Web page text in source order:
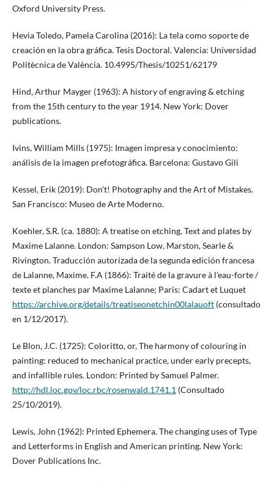
Oxford University Press.
Hevia Toledo, Pamela Carolina (2016): La tela como soporte de
creación en la obra gráfica. Tesis Doctoral. Valencia: Universidad
Politècnica de València. 10.4995/Thesis/10251/62179
Hind, Arthur Mayger (1963): A history of engraving & etching
from the 15th century to the year 1914. New York: Dover
publications.
Ivins, William Mills (1975): Imagen impresa y conocimiento:
análisis de la imagen prefotográfica. Barcelona: Gustavo Gili
Kessel, Erik (2019): Don’t! Photography and the Art of Mistakes.
San Francisco: Museo de Arte Moderno.
Koehler, S.R. (ca. 1880): A treatise on etching. Text and plates by
Maxime Lalanne. London: Sampson Low, Marston, Searle &
Rivington. Traducción autorizada de la segunda edición francesa
de Lalanne, Maxime. F.A (1866): Traité de la gravure à l’eau-forte /
texte et planches par Maxime Lalanne; Paris: Cadart et Luquet
https://archive.org/details/treatiseonetchin00lalauoft(consultado
en 1/12/2017).
Le Blon, J.C. (1725): Coloritto, or, The harmony of colouring in
painting: reduced to mechanical practice, under early precepts,
and infallible rules. London: Printed by Samuel Palmer.
http://hdl.loc.gov/loc.rbc/rosenwald.1741.1 (Consultado
25/10/2019).
Lewis, John (1962): Printed Ephemera. The changing uses of Type
and Letterforms in English and American printing. New York:
Dover Publications Inc.